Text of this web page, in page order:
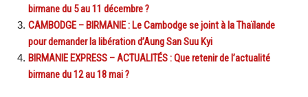
birmane du 5 au 11 décembre ?
CAMBODGE – BIRMANIE : Le Cambodge se joint à la Thaïlande
pour demander la libération d’Aung San Suu Kyi
BIRMANIE EXPRESS – ACTUALITÉS : Que retenir de l’actualité
birmane du 12 au 18 mai ?